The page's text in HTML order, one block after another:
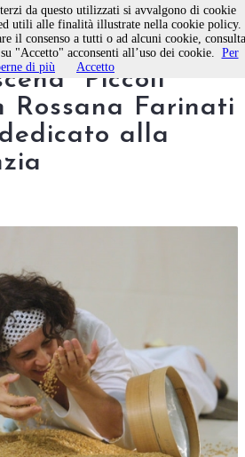
di Molfetta
“Piccoli
Rossana Farinati
alla
da questo utilizzati si avvalgono di cookie
utili alle finalità illustrate nella cookie policy.
il consenso a tutti o ad alcuni cookie, consulta
"Accetto" acconsenti all’uso dei cookie. Per
di più
Accetto